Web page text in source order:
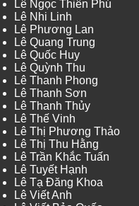
Lê Ngọc Thiên Phú
Lê Nhi Linh
Lê Phương Lan
Lê Quang Trung
Lê Quốc Huy
Lê Quỳnh Thu
Lê Thanh Phong
Lê Thanh Sơn
Lê Thanh Thủy
Lê Thế Vinh
Lê Thị Phương Thảo
Lê Thị Thu Hằng
Lê Trần Khắc Tuấn
Lê Tuyết Hạnh
Lê Tạ Đăng Khoa
Lê Viết Anh